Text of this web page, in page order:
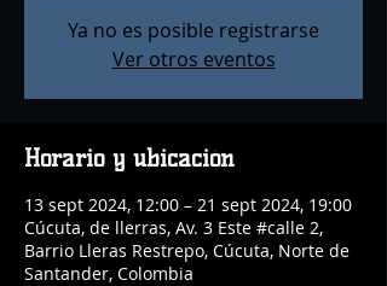
Ya no es posible registrarse
Ver otros eventos
Horario y ubicación
13 sept 2024, 12:00 – 21 sept 2024, 19:00
Cúcuta, de llerras, Av. 3 Este #calle 2,
Barrio Lleras Restrepo, Cúcuta, Norte de
Santander, Colombia